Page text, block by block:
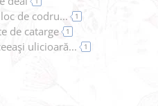
de codru... 1
de catarge 1
ulicioară... 1